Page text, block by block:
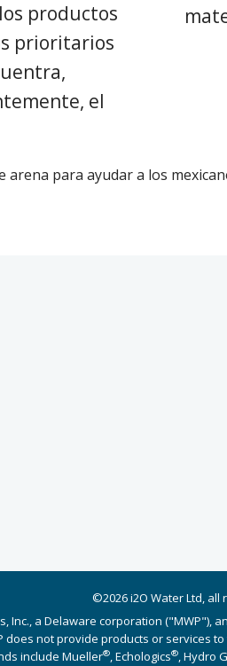
productos
prioritarios
el
para ayudar a los
©2026 i2O Water Ltd, all
Inc., a Delaware corporation
not provide products or services
include Mueller®, Echologics®, Hydro